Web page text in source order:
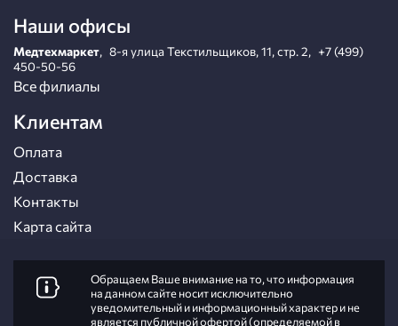
Наши офисы
Медтехмаркет, 8-я улица Текстильщиков, 11, стр. 2, +7 (499)
450-50-56
Все филиалы
Клиентам
Оплата
Доставка
Контакты
Карта сайта
Обращаем Ваше внимание на то, что информация
на данном сайте носит исключительно
уведомительный и информационный характер и не
является публичной офертой (определяемой в